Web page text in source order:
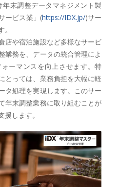
末調整データマネジメント製
ービス業」(https://IDX.jp/)サー
店や宿泊施設など多様なサービ
業務を、データの統合管理によ
ーマンスを向上させます。特
とっては、業務負担を大幅に軽
タ処理を実現します。このサー
年末調整業務に取り組むことが
します。